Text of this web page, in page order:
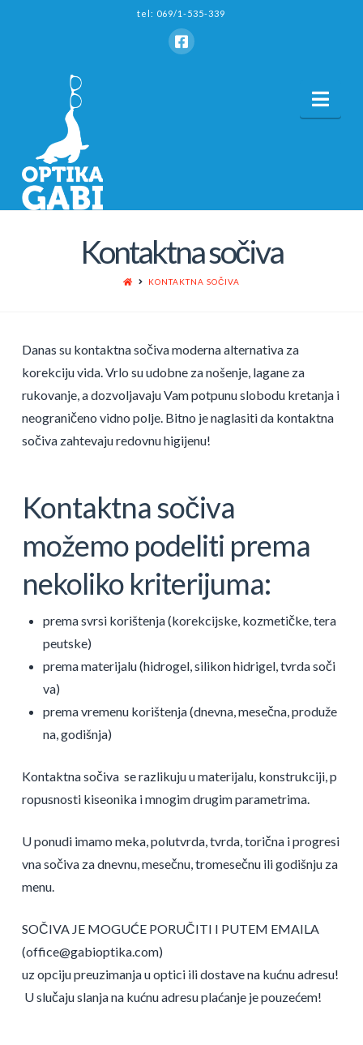
tel: 069/1-535-339
Kontaktna sočiva
HOMEKONTAKTNA SOČIVA
Danas su kontaktna sočiva moderna alternativa za
korekciju vida. Vrlo su udobne za nošenje, lagane za
rukovanje, a dozvoljavaju Vam potpunu slobodu kretanja i
neograničeno vidno polje. Bitno je naglasiti da kontaktna
sočiva zahtevaju redovnu higijenu!
Kontaktna sočiva
možemo podeliti prema
nekoliko kriterijuma:
prema svrsi korištenja (korekcijske, kozmetičke, tera
peutske)
prema materijalu (hidrogel, silikon hidrigel, tvrda soči
va)
prema vremenu korištenja (dnevna, mesečna, produže
na, godišnja)
Kontaktna sočiva se razlikuju u materijalu, konstrukciji, p
ropusnosti kiseonika i mnogim drugim parametrima.
U ponudi imamo meka, polutvrda, tvrda, torična i progresi
vna sočiva za dnevnu, mesečnu, tromesečnu ili godišnju za
menu.
SOČIVA JE MOGUĆE PORUČITI I PUTEM E­MAILA
(office@gabioptika.com)
uz opciju preuzimanja u optici ili dostave na kućnu adresu!
U slučaju slanja na kućnu adresu plaćanje je pouzećem!